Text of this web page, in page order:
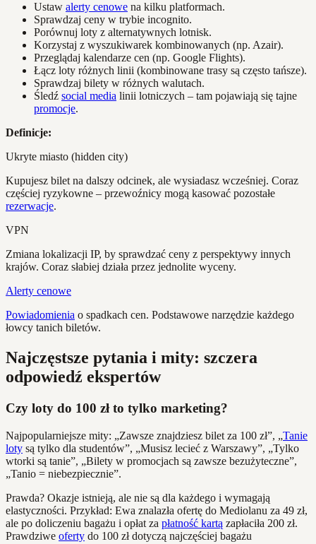
Ustaw alerty cenowe na kilku platformach.
Sprawdzaj ceny w trybie incognito.
Porównuj loty z alternatywnych lotnisk.
Korzystaj z wyszukiwarek kombinowanych (np. Azair).
Przeglądaj kalendarze cen (np. Google Flights).
Łącz loty różnych linii (kombinowane trasy są często tańsze).
Sprawdzaj bilety w różnych walutach.
Śledź social media linii lotniczych – tam pojawiają się tajne
promocje.
Definicje:
Ukryte miasto (hidden city)
Kupujesz bilet na dalszy odcinek, ale wysiadasz wcześniej. Coraz
częściej ryzykowne – przewoźnicy mogą kasować pozostałe
rezerwacje.
VPN
Zmiana lokalizacji IP, by sprawdzać ceny z perspektywy innych
krajów. Coraz słabiej działa przez jednolite wyceny.
Alerty cenowe
Powiadomienia o spadkach cen. Podstawowe narzędzie każdego
łowcy tanich biletów.
Najczęstsze pytania i mity: szczera
odpowiedź ekspertów
Czy loty do 100 zł to tylko marketing?
Najpopularniejsze mity: „Zawsze znajdziesz bilet za 100 zł”, „Tanie
loty są tylko dla studentów”, „Musisz lecieć z Warszawy”, „Tylko
wtorki są tanie”, „Bilety w promocjach są zawsze bezużyteczne”,
„Tanio = niebezpiecznie”.
Prawda? Okazje istnieją, ale nie są dla każdego i wymagają
elastyczności. Przykład: Ewa znalazła ofertę do Mediolanu za 49 zł,
ale po doliczeniu bagażu i opłat za płatność kartą zapłaciła 200 zł.
Prawdziwe oferty do 100 zł dotyczą najczęściej bagażu